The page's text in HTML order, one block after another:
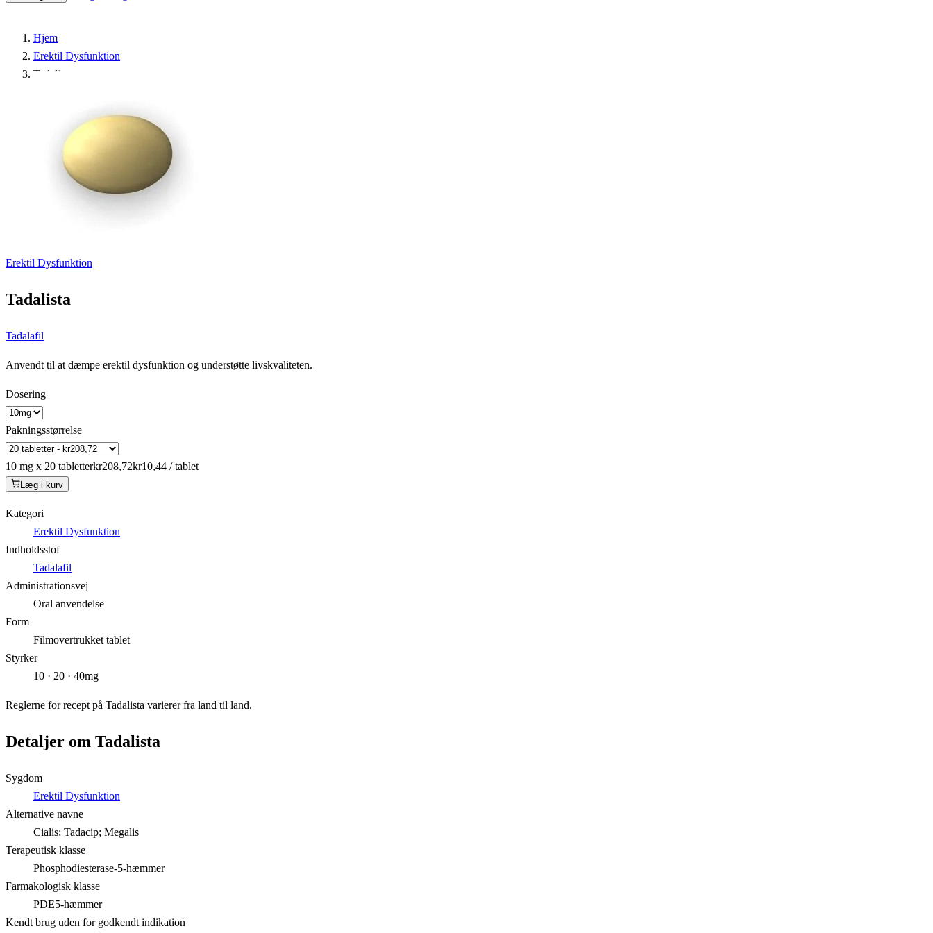
Hjem
Erektil Dysfunktion
Tadalista
Erektil Dysfunktion
Tadalista
Tadalafil
Anvendt til at dæmpe erektil dysfunktion og understøtte livskvaliteten.
Dosering
Pakningsstørrelse
10 mg x 20 tabletterkr208,72kr10,44 / tablet
Læg i kurv
Kategori
Erektil Dysfunktion
Indholdsstof
Tadalafil
Administrationsvej
Oral anvendelse
Form
Filmovertrukket tablet
Styrker
10 · 20 · 40mg
Reglerne for recept på Tadalista varierer fra land til land.
Detaljer om Tadalista
Sygdom
Erektil Dysfunktion
Alternative navne
Cialis; Tadacip; Megalis
Terapeutisk klasse
Phosphodiesterase-5-hæmmer
Farmakologisk klasse
PDE5-hæmmer
Kendt brug uden for godkendt indikation